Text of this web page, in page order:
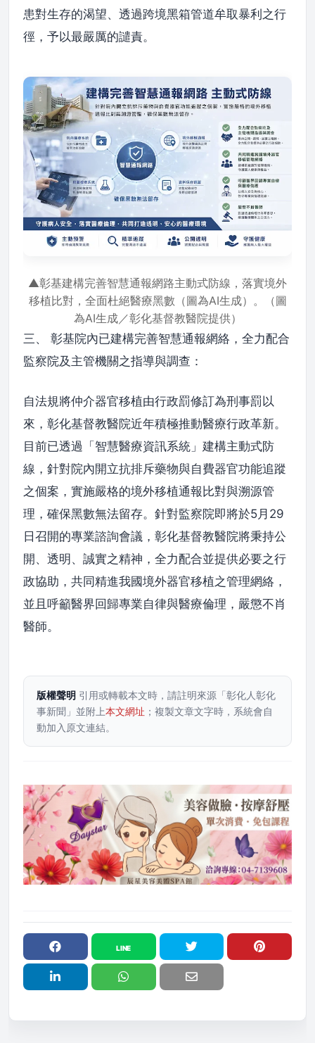
患對生存的渴望、透過跨境黑箱管道牟取暴利之行
徑，予以最嚴厲的譴責。
▲彰基建構完善智慧通報網路主動式防線，落實境外
移植比對，全面杜絕醫療黑數（圖為AI生成）。（圖
為AI生成／彰化基督教醫院提供）
三、 彰基院內已建構完善智慧通報網絡，全力配合
監察院及主管機關之指導與調查：
自法規將仲介器官移植由行政罰修訂為刑事罰以
來，彰化基督教醫院近年積極推動醫療行政革新。
目前已透過「智慧醫療資訊系統」建構主動式防
線，針對院內開立抗排斥藥物與自費器官功能追蹤
之個案，實施嚴格的境外移植通報比對與溯源管
理，確保黑數無法留存。針對監察院即將於5月29
日召開的專業諮詢會議，彰化基督教醫院將秉持公
開、透明、誠實之精神，全力配合並提供必要之行
政協助，共同精進我國境外器官移植之管理網絡，
並且呼籲醫界回歸專業自律與醫療倫理，嚴懲不肖
醫師。
版權聲明 引用或轉載本文時，請註明來源「彰化人彰化
事新聞」並附上本文網址 ；複製文章文字時，系統會自
動加入原文連結。